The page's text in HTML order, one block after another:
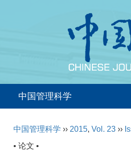
中国管理科学
中国管理科学 ›› 2015, Vol. 23 ››
• 论文 •